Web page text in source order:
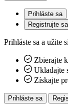
Prihláste sa
Registrujte sa
Prihláste sa a užite
Zbierajte
Ukladajte
Získajte
Prihláste sa